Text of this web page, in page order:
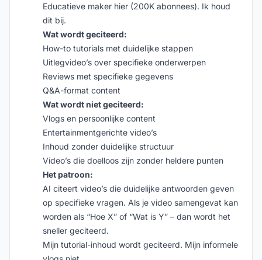
Educatieve maker hier (200K abonnees). Ik houd
dit bij.
Wat wordt geciteerd:
How-to tutorials met duidelijke stappen
Uitlegvideo’s over specifieke onderwerpen
Reviews met specifieke gegevens
Q&A-format content
Wat wordt niet geciteerd:
Vlogs en persoonlijke content
Entertainmentgerichte video’s
Inhoud zonder duidelijke structuur
Video’s die doelloos zijn zonder heldere punten
Het patroon:
AI citeert video’s die duidelijke antwoorden geven
op specifieke vragen. Als je video samengevat kan
worden als “Hoe X” of “Wat is Y” – dan wordt het
sneller geciteerd.
Mijn tutorial-inhoud wordt geciteerd. Mijn informele